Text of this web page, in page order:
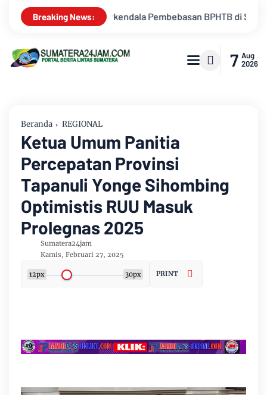
Breaking News:
di Sebagian Lahan Kemarau Memuncak, Debit
7 Aug
2026
Beranda REGIONAL
Ketua Umum Panitia
Percepatan Provinsi
Tapanuli Yonge Sihombing
Optimistis RUU Masuk
Prolegnas 2025
Sumatera24jam
Kamis, Februari 27, 2025
12px 30px PRINT